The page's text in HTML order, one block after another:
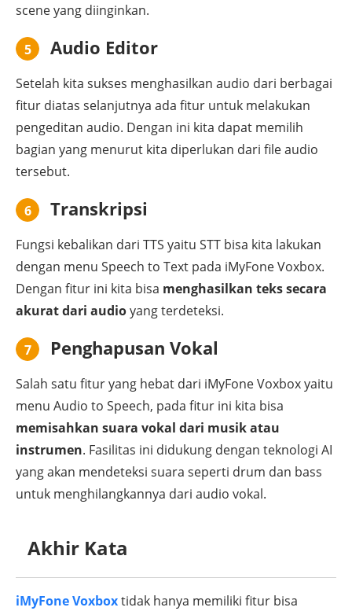
scene yang diinginkan.
5 Audio Editor
Setelah kita sukses menghasilkan audio dari berbagai
fitur diatas selanjutnya ada fitur untuk melakukan
pengeditan audio. Dengan ini kita dapat memilih
bagian yang menurut kita diperlukan dari file audio
tersebut.
6 Transkripsi
Fungsi kebalikan dari TTS yaitu STT bisa kita lakukan
dengan menu Speech to Text pada iMyFone Voxbox.
Dengan fitur ini kita bisa menghasilkan teks secara
akurat dari audioyang terdeteksi.
7 Penghapusan Vokal
Salah satu fitur yang hebat dari iMyFone Voxbox yaitu
menu Audio to Speech, pada fitur ini kita bisa
memisahkan suara vokal dari musik atau
instrumen. Fasilitas ini didukung dengan teknologi AI
yang akan mendeteksi suara seperti drum dan bass
untuk menghilangkannya dari audio vokal.
Akhir Kata
iMyFone Voxboxtidak hanya memiliki fitur bisa